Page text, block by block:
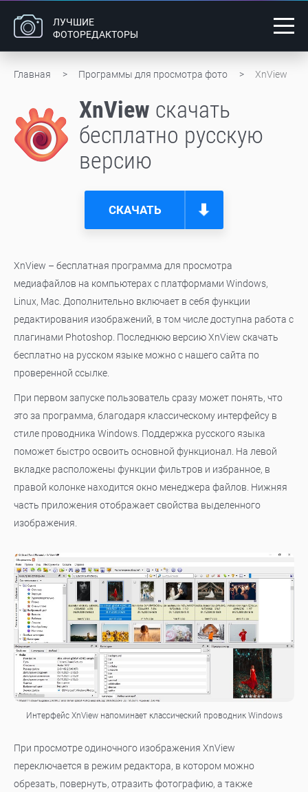
ЛУЧШИЕ
ФОТОРЕДАКТОРЫ
Главная Программы для просмотра фото XnView
XnView скачать
бесплатно русскую
версию
СКАЧАТЬ
XnView – бесплатная программа для просмотра
медиафайлов на компьютерах с платформами Windows,
Linux, Mac. Дополнительно включает в себя функции
редактирования изображений, в том числе доступна работа с
плагинами Photoshop. Последнюю версию XnView скачать
бесплатно на русском языке можно с нашего сайта по
проверенной ссылке.
При первом запуске пользователь сразу может понять, что
это за программа, благодаря классическому интерфейсу в
стиле проводника Windows. Поддержка русского языка
поможет быстро освоить основной функционал. На левой
вкладке расположены функции фильтров и избранное, в
правой колонке находится окно менеджера файлов. Нижняя
часть приложения отображает свойства выделенного
изображения.
Интерфейс XnView напоминает классический проводник Windows
При просмотре одиночного изображения XnView
переключается в режим редактора, в котором можно
обрезать, повернуть, отразить фотографию, а также